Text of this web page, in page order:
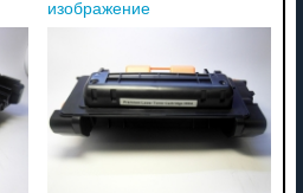
изображение